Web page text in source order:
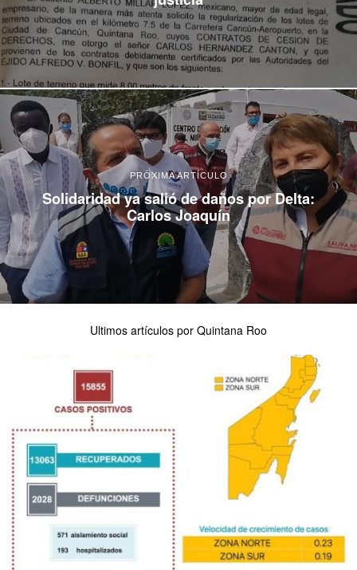
PRÓXIMA ARTÍCULO
Solidaridad ya salió de daños por Delta:
Carlos Joaquín
Ultimos artículos por Quintana Roo